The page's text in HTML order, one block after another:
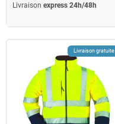
Livraison express 24h/48h
Livraison gratuite